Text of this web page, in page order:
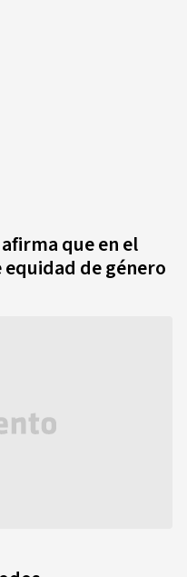
que en el
de género